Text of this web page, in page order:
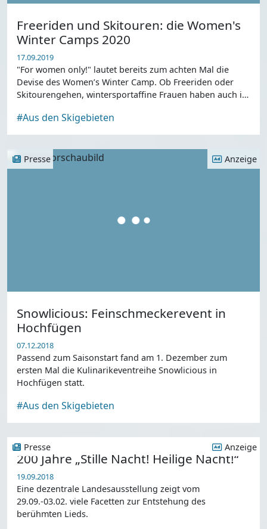
Freeriden und Skitouren: die Women's
Winter Camps 2020
17.09.2019
"For women only!" lautet bereits zum achten Mal die
Devise des Women’s Winter Camp. Ob Freeriden oder
Skitourengehen, wintersportaffine Frauen haben auch in
#Aus den Skigebieten
Presse Anzeige
Snowlicious: Feinschmeckerevent in
Hochfügen
07.12.2018
Passend zum Saisonstart fand am 1. Dezember zum
ersten Mal die Kulinarikeventreihe Snowlicious in
Hochfügen statt.
#Aus den Skigebieten
Presse Anzeige
200 Jahre „Stille Nacht! Heilige Nacht!“
19.09.2018
Eine dezentrale Landesausstellung zeigt vom
29.09.-03.02. viele Facetten zur Entstehung des
berühmten Lieds.